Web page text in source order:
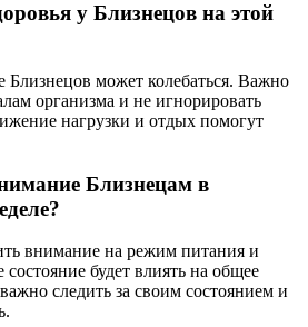
у Близнецов на этой
Близнецов может колебаться. Важно
организма и не игнорировать
нагрузки и отдых помогут
Близнецам в
внимание на режим питания и
будет влиять на общее
следить за своим состоянием и